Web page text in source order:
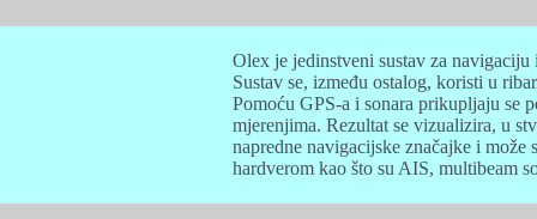
Olex je jedinstveni sustav za
Sustav se, između ostalog, koristi u
Pomoću GPS-a i sonara prikupljaju se
mjerenjima. Rezultat se vizualizira, u
napredne navigacijske značajke i
hardverom kao što su AIS, multibeam